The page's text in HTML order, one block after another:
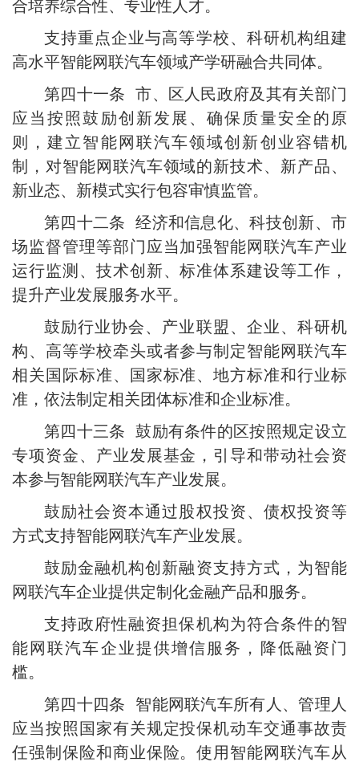
合培养综合性、专业性人才。
支持重点企业与高等学校、科研机构组建
高水平智能网联汽车领域产学研融合共同体。
第四十一条 市、区人民政府及其有关部门
应当按照鼓励创新发展、确保质量安全的原
则，建立智能网联汽车领域创新创业容错机
制，对智能网联汽车领域的新技术、新产品、
新业态、新模式实行包容审慎监管。
第四十二条 经济和信息化、科技创新、市
场监督管理等部门应当加强智能网联汽车产业
运行监测、技术创新、标准体系建设等工作，
提升产业发展服务水平。
鼓励行业协会、产业联盟、企业、科研机
构、高等学校牵头或者参与制定智能网联汽车
相关国际标准、国家标准、地方标准和行业标
准，依法制定相关团体标准和企业标准。
第四十三条 鼓励有条件的区按照规定设立
专项资金、产业发展基金，引导和带动社会资
本参与智能网联汽车产业发展。
鼓励社会资本通过股权投资、债权投资等
方式支持智能网联汽车产业发展。
鼓励金融机构创新融资支持方式，为智能
网联汽车企业提供定制化金融产品和服务。
支持政府性融资担保机构为符合条件的智
能网联汽车企业提供增信服务，降低融资门
槛。
第四十四条 智能网联汽车所有人、管理人
应当按照国家有关规定投保机动车交通事故责
任强制保险和商业保险。使用智能网联汽车从